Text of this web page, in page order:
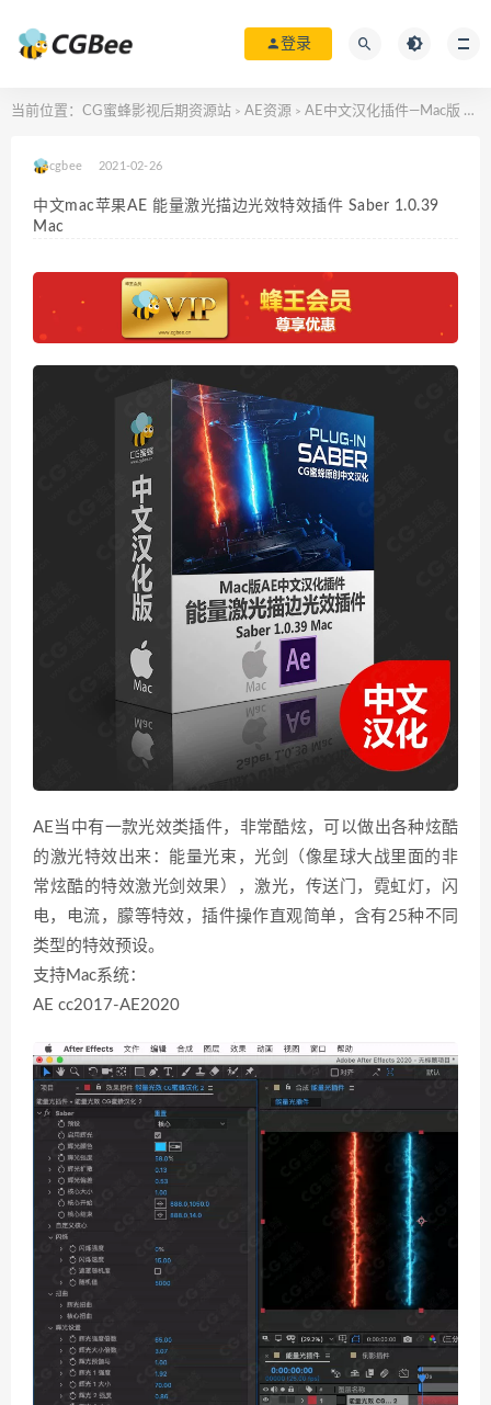
登录
当前位置： CG蜜蜂影视后期资源站 > AE资源 > AE中文汉化插件—Mac版 >中
cgbee 2021-02-26
中文mac苹果AE 能量激光描边光效特效插件 Saber 1.0.39
Mac
AE当中有一款光效类插件，非常酷炫，可以做出各种炫酷
的激光特效出来：能量光束，光剑（像星球大战里面的非
常炫酷的特效激光剑效果），激光，传送门，霓虹灯，闪
电，电流，朦等特效，插件操作直观简单，含有25种不同
类型的特效预设。
支持Mac系统：
AE cc2017-AE2020